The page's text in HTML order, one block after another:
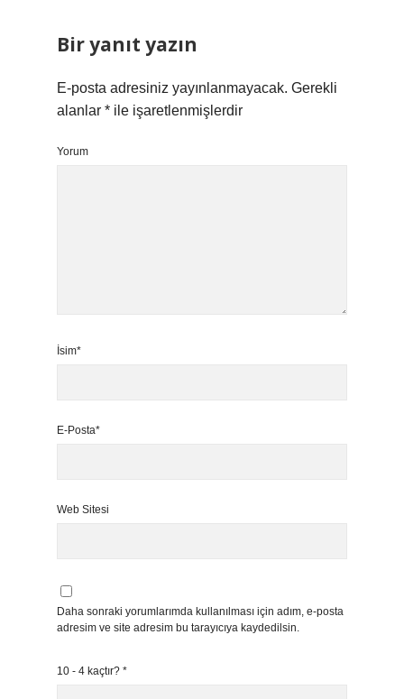
Bir yanıt yazın
E-posta adresiniz yayınlanmayacak. Gerekli
alanlar * ile işaretlenmişlerdir
Yorum
İsim*
E-Posta*
Web Sitesi
Daha sonraki yorumlarımda kullanılması için adım, e-posta
adresim ve site adresim bu tarayıcıya kaydedilsin.
10 - 4 kaçtır? *